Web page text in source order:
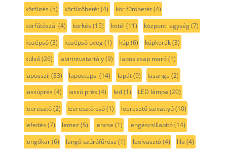
körfütés (5) körfűtőbetét(4) kör fűtőbetét(4)
körfűtőszál (4) körkés (15) kötél (11) központi egység(7)
középső(3) középső üveg(1) kúp(6) kúpkerék(3)
külső(26) labirintustartály(9) lapos csap maró(1)
laposszíj (33) lapostepsi (14) lapát(9) lasange (2)
lassúprés (4) lassú prés (4) led(1) LED lámpa (20)
leeresztő(2) leeresztő cső(1) leeresztő szivattyú(10)
lefedés (7) lemez (5) lencse (1) lengéscsillapító(14)
lengőkar(6) lengő szúrófűrész (1) leolvasztó(4) lila (4)